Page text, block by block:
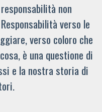
non
verso le
verso coloro che
è una questione di
e la nostra storia di